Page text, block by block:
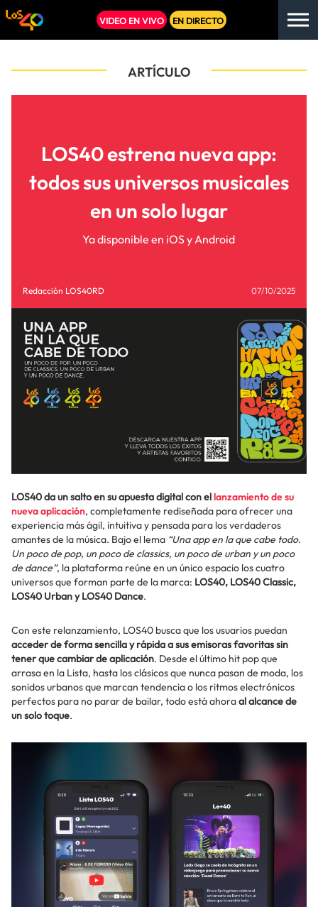
VIDEO EN VIVO EN DIRECTO
ARTÍCULO
LOS40 estrena nueva app:
todos sus universos musicales
en un solo lugar
Ya disponible en iOS y Android
Redacción LOS40RD 07/10/2025
LOS40 da un salto en su apuesta digital con ellanzamiento de su
nueva aplicación, completamente rediseñada para ofrecer una
experiencia más ágil, intuitiva y pensada para los verdaderos
amantes de la música. Bajo el lema “Una app en la que cabe todo.
Un poco de pop, un poco de classics, un poco de urban y un poco
de dance”, la plataforma reúne en un único espacio los cuatro
universos que forman parte de la marca: LOS40, LOS40 Classic,
LOS40 Urban y LOS40 Dance.
Con este relanzamiento, LOS40 busca que los usuarios puedan
acceder de forma sencilla y rápida a sus emisoras favoritas sin
tener que cambiar de aplicación. Desde el último hit pop que
arrasa en la Lista, hasta los clásicos que nunca pasan de moda, los
sonidos urbanos que marcan tendencia o los ritmos electrónicos
perfectos para no parar de bailar, todo está ahoraal alcance de
un solo toque.